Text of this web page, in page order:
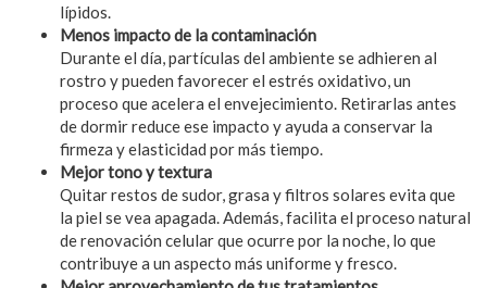
lípidos.
Menos impacto de la contaminación
Durante el día, partículas del ambiente se adhieren al
rostro y pueden favorecer el estrés oxidativo, un
proceso que acelera el envejecimiento. Retirarlas antes
de dormir reduce ese impacto y ayuda a conservar la
firmeza y elasticidad por más tiempo.
Mejor tono y textura
Quitar restos de sudor, grasa y filtros solares evita que
la piel se vea apagada. Además, facilita el proceso natural
de renovación celular que ocurre por la noche, lo que
contribuye a un aspecto más uniforme y fresco.